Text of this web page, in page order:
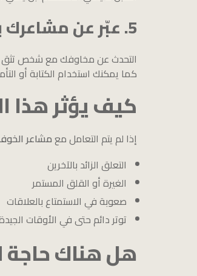
5. عبّر عن مشاعرك بدل كبتها
التحدث عن مخاوفك مع شخص تثق
كما يمكنك استخدام الكتابة أو
كيف يؤثر هذا
إذا لم يتم التعامل معمشاعر
التعلق الزائد بالآخرين
الغيرة أو القلق المستمر
صعوبة في الاستمتاع بالعلاقات
توتر دائم حتى في الأوقات
هل هناك